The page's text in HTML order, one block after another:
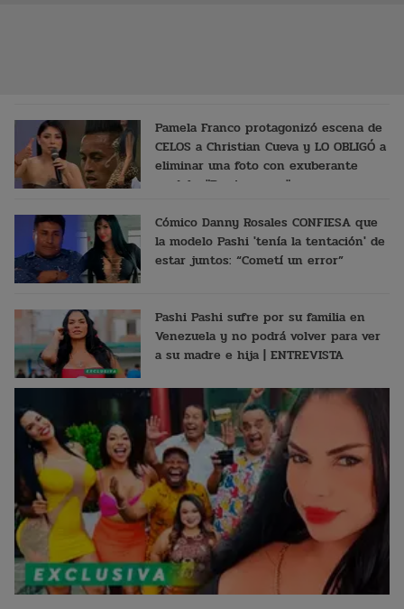
Pamela Franco protagonizó escena de
CELOS a Christian Cueva y LO OBLIGÓ a
eliminar una foto con exuberante
modelo: "Por insegura"
Cómico Danny Rosales CONFIESA que
la modelo Pashi 'tenía la tentación' de
estar juntos: “Cometí un error”
Pashi Pashi sufre por su familia en
Venezuela y no podrá volver para ver
a su madre e hija | ENTREVISTA